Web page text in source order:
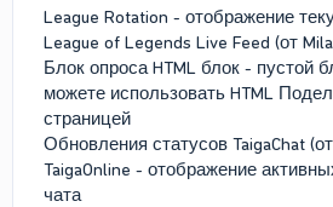
League Rotation - отображение
League of Legends Live Feed (от
Блок опроса HTML блок - пустой
можете использовать HTML
страницей
Обновления статусов TaigaChat
TaigaOnline - отображение
чата